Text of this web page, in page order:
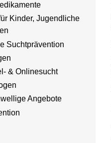
Kinder, Jugendliche
Suchtprävention
& Onlinesucht
Angebote